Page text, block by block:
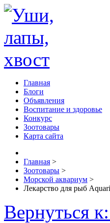
Главная
Блоги
Объявления
Воспитание и здоровье
Конкурс
Зоотовары
Карта сайта
Главная >
Зоотовары >
Морской аквариум >
Лекарство для рыб
Вернуться